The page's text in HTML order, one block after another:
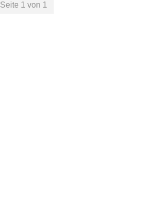
Seite 1 von 1